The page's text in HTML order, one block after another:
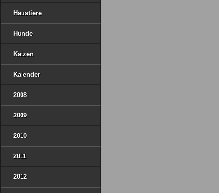
Haustiere
Hunde
Katzen
Kalender
2008
2009
2010
2011
2012